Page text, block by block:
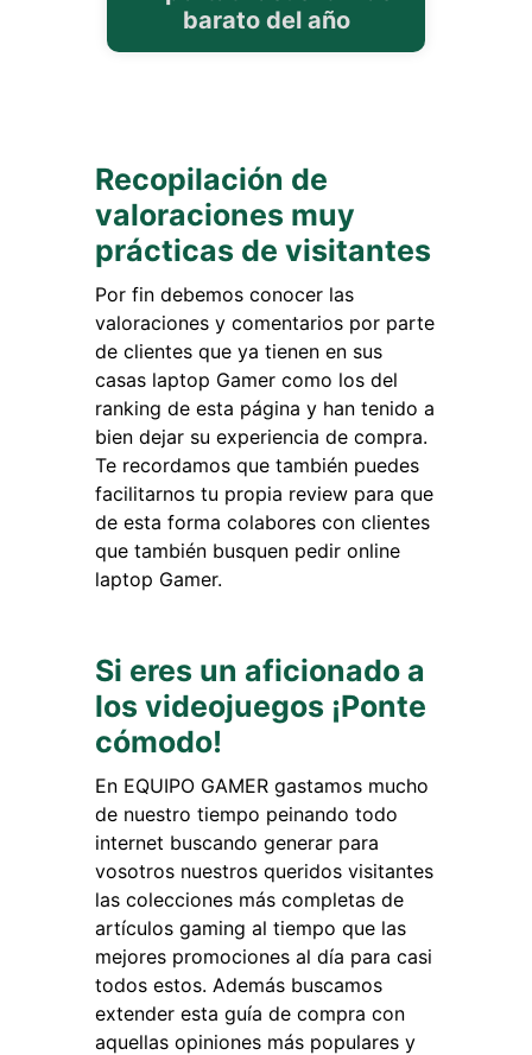
barato del año
Recopilación de
valoraciones muy
prácticas de visitantes
Por fin debemos conocer las
valoraciones y comentarios por parte
de clientes que ya tienen en sus
casas laptop Gamer como los del
ranking de esta página y han tenido a
bien dejar su experiencia de compra.
Te recordamos que también puedes
facilitarnos tu propia review para que
de esta forma colabores con clientes
que también busquen pedir online
laptop Gamer.
Si eres un aficionado a
los videojuegos ¡Ponte
cómodo!
En EQUIPO GAMER gastamos mucho
de nuestro tiempo peinando todo
internet buscando generar para
vosotros nuestros queridos visitantes
las colecciones más completas de
artículos gaming al tiempo que las
mejores promociones al día para casi
todos estos. Además buscamos
extender esta guía de compra con
aquellas opiniones más populares y